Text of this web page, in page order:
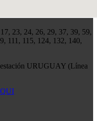
23, 24, 26, 29, 37, 39, 59,
111, 115, 124, 132, 140,
URUGUAY (Línea